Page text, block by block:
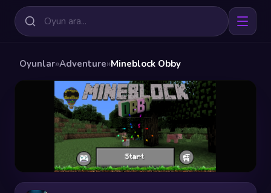
Oyunlar»Adventure»Mineblock Obby